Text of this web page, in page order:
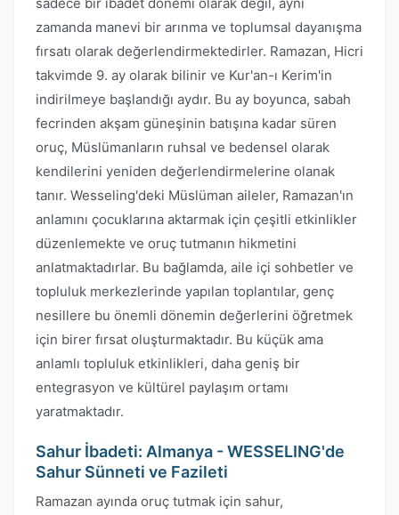
zamanda manevi bir arınma ve toplumsal dayanışma
fırsatı olarak değerlendirmektedirler. Ramazan, Hicri
takvimde 9. ay olarak bilinir ve Kur'an-ı Kerim'in
indirilmeye başlandığı aydır. Bu ay boyunca, sabah
fecrinden akşam güneşinin batışına kadar süren
oruç, Müslümanların ruhsal ve bedensel olarak
kendilerini yeniden değerlendirmelerine olanak
tanır. Wesseling'deki Müslüman aileler, Ramazan'ın
anlamını çocuklarına aktarmak için çeşitli etkinlikler
düzenlemekte ve oruç tutmanın hikmetini
anlatmaktadırlar. Bu bağlamda, aile içi sohbetler ve
topluluk merkezlerinde yapılan toplantılar, genç
nesillere bu önemli dönemin değerlerini öğretmek
için birer fırsat oluşturmaktadır. Bu küçük ama
anlamlı topluluk etkinlikleri, daha geniş bir
entegrasyon ve kültürel paylaşım ortamı
yaratmaktadır.
Sahur İbadeti: Almanya - WESSELING'de
Sahur Sünneti ve Fazileti
Ramazan ayında oruç tutmak için sahur,